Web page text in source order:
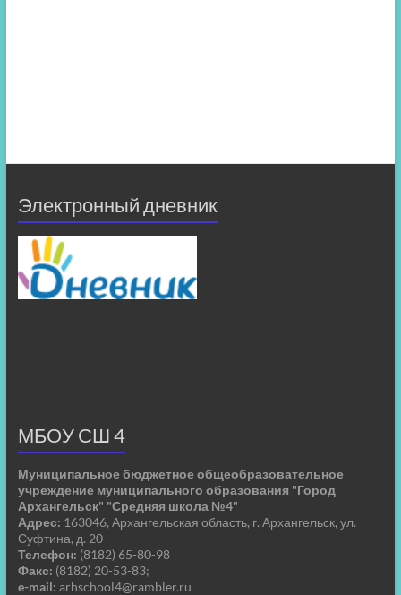
Электронный дневник
МБОУ СШ 4
Муниципальное бюджетное общеобразовательное
учреждение муниципального образования "Город
Архангельск" "Средняя школа №4"
Адрес: 163046, Архангельская область, г. Архангельск, ул.
Суфтина, д. 20
Телефон: (8182) 65-80-98
Факс: (8182) 20-53-83;
e-mail: arhschool4@rambler.ru